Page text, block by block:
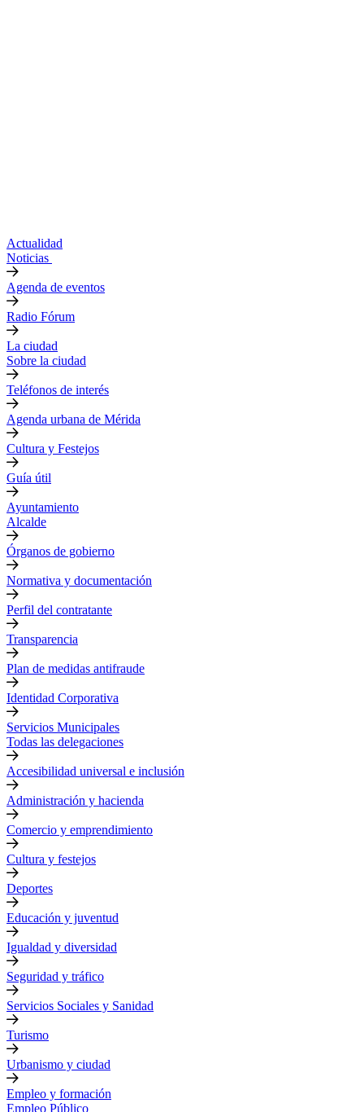
Actualidad
Noticias
Agenda de eventos
Radio Fórum
La ciudad
Sobre la ciudad
Teléfonos de interés
Agenda urbana de Mérida
Cultura y Festejos
Guía útil
Ayuntamiento
Alcalde
Órganos de gobierno
Normativa y documentación
Perfil del contratante
Transparencia
Plan de medidas antifraude
Identidad Corporativa
Servicios Municipales
Todas las delegaciones
Accesibilidad universal e inclusión
Administración y hacienda
Comercio y emprendimiento
Cultura y festejos
Deportes
Educación y juventud
Igualdad y diversidad
Seguridad y tráfico
Servicios Sociales y Sanidad
Turismo
Urbanismo y ciudad
Empleo y formación
Empleo Público